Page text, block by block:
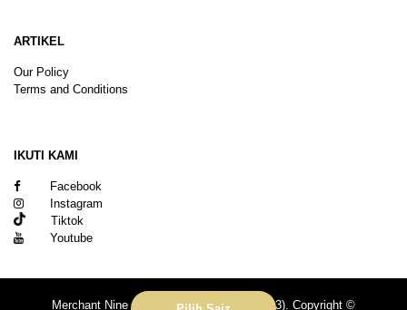
ARTIKEL
Our Policy
Terms and Conditions
IKUTI KAMI
Facebook
Instagram
Tiktok
Youtube
Merchant Nine Sdn Bhd (No. 201601039113). Copyright ©